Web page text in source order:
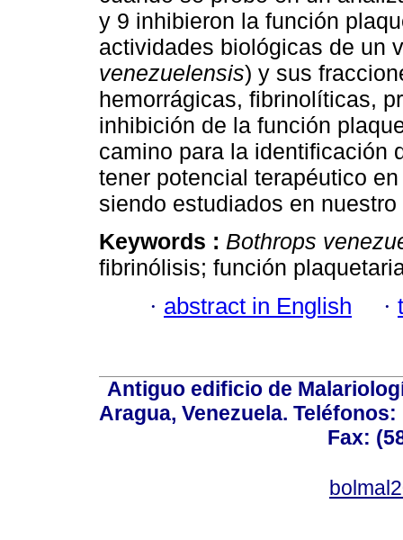
y 9 inhibieron la función
actividades biológicas de un
venezuelensis) y sus
hemorrágicas, fibrinolíticas,
inhibición de la función
camino para la identificación
tener potencial terapéutico
siendo estudiados en nuestro
Keywords : Bothrops
fibrinólisis; función
· abstract in English ·
Antiguo edificio de
Aragua, Venezuela. Teléfonos:
Fax: